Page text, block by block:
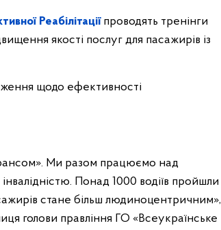
Реабілітаціїпроводять тренінги
якості послуг для пасажирів із
щодо ефективності
Ми разом працюємо над
Понад 1000 водіїв пройшли
стане більш людиноцентричним»,
голови правління ГО «Всеукраїнське